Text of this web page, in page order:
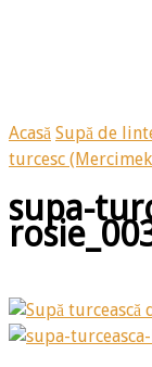
Acasă Supă de
turcesc
supa-